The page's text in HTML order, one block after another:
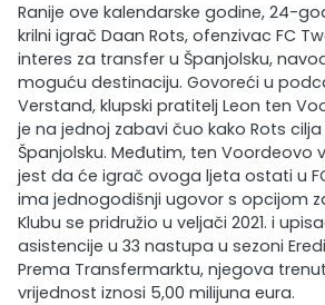
Ranije ove kalendarske godine, 24-
krilni igrač Daan Rots, ofenzivac FC
interes za transfer u Španjolsku,
moguću destinaciju. Govoreći u
Verstand, klupski pratitelj Leon ten
je na jednoj zabavi čuo kako Rots
Španjolsku. Međutim, ten Voordeovo
jest da će igrač ovoga ljeta ostati u
ima jednogodišnji ugovor s opcijom
Klubu se pridružio u veljači 2021. i
asistencije u 33 nastupa u sezoni
Prema Transfermarktu, njegova
vrijednost iznosi 5,00 milijuna eura.